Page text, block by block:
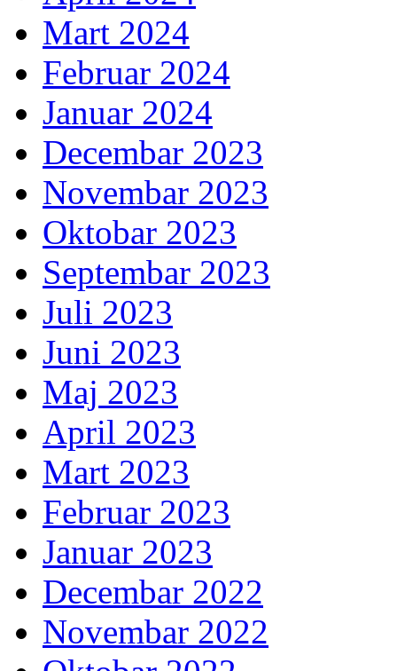
Mart 2024
Februar 2024
Januar 2024
Decembar 2023
Novembar 2023
Oktobar 2023
Septembar 2023
Juli 2023
Juni 2023
Maj 2023
April 2023
Mart 2023
Februar 2023
Januar 2023
Decembar 2022
Novembar 2022